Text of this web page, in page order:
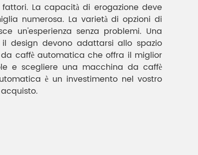
La capacità di erogazione deve
numerosa. La varietà di opzioni di
un'esperienza senza problemi. Una
design devono adattarsi allo spazio
caffè automatica che offra il miglior
e scegliere una macchina da caffè
è un investimento nel vostro